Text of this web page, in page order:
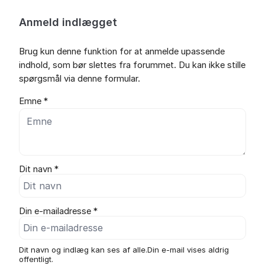
Anmeld indlægget
Brug kun denne funktion for at anmelde upassende
indhold, som bør slettes fra forummet. Du kan ikke stille
spørgsmål via denne formular.
Emne *
Dit navn *
Din e-mailadresse *
Dit navn og indlæg kan ses af alle.Din e-mail vises aldrig
offentligt.